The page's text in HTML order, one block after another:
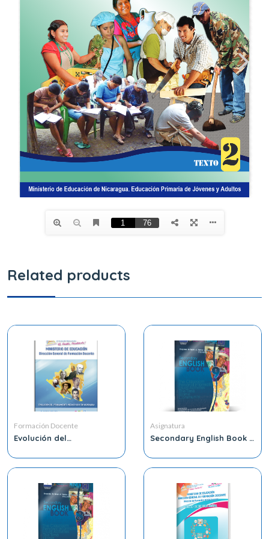
Related products
Formación Docente
Evolución del
de Nicaragua
Asignatura
Secondary English Book 9